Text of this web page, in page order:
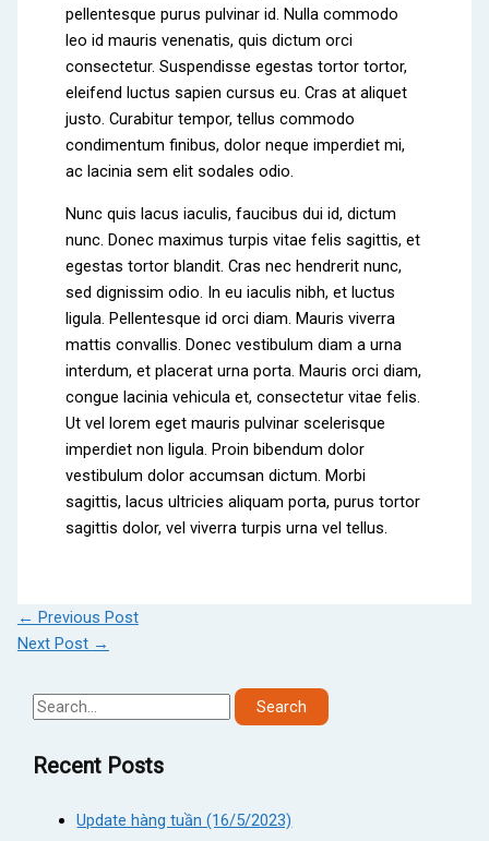
pellentesque purus pulvinar id. Nulla commodo
leo id mauris venenatis, quis dictum orci
consectetur. Suspendisse egestas tortor tortor,
eleifend luctus sapien cursus eu. Cras at aliquet
justo. Curabitur tempor, tellus commodo
condimentum finibus, dolor neque imperdiet mi,
ac lacinia sem elit sodales odio.
Nunc quis lacus iaculis, faucibus dui id, dictum
nunc. Donec maximus turpis vitae felis sagittis, et
egestas tortor blandit. Cras nec hendrerit nunc,
sed dignissim odio. In eu iaculis nibh, et luctus
ligula. Pellentesque id orci diam. Mauris viverra
mattis convallis. Donec vestibulum diam a urna
interdum, et placerat urna porta. Mauris orci diam,
congue lacinia vehicula et, consectetur vitae felis.
Ut vel lorem eget mauris pulvinar scelerisque
imperdiet non ligula. Proin bibendum dolor
vestibulum dolor accumsan dictum. Morbi
sagittis, lacus ultricies aliquam porta, purus tortor
sagittis dolor, vel viverra turpis urna vel tellus.
← Previous Post
Next Post →
S
a
Recent Posts
Update hàng tuần (16/5/2023)